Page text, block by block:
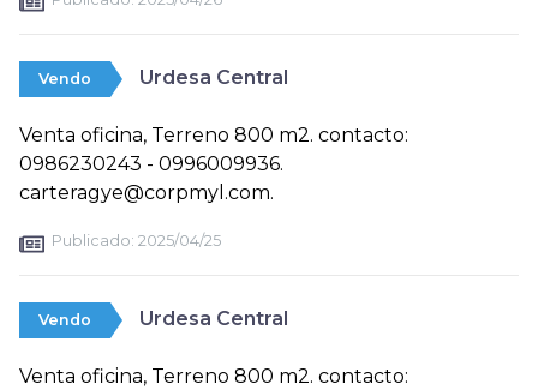
Vendo Urdesa Central
Venta oficina, Terreno 800 m2. contacto:
0986230243 - 0996009936.
carteragye@corpmyl.com.
Publicado: 2025/04/25
Vendo Urdesa Central
Venta oficina, Terreno 800 m2. contacto: